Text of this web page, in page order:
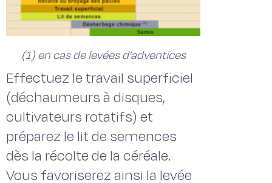
(1) en cas de levées d'adventices
Effectuez le travail superficiel
(déchaumeurs à disques,
cultivateurs rotatifs) et
préparez le lit de semences
dès la récolte de la céréale.
Vous favoriserez ainsi la levée